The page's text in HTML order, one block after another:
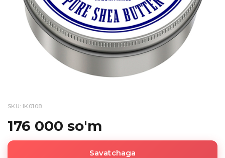
SKU: IK0108
176 000 so'm
Savatchaga